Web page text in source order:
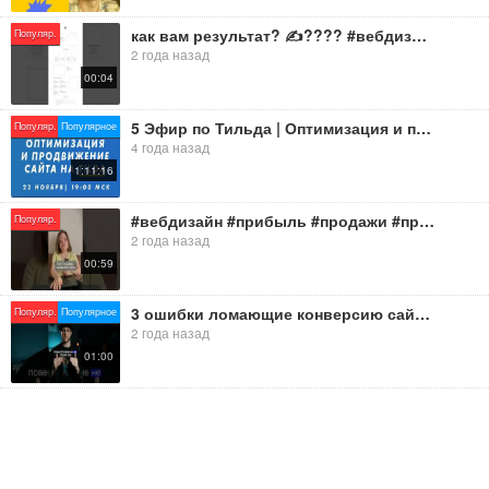
Популяр.
00:04
как вам результат? ✍???? #вебдизайн #сайт #тильда #фриланс #продвижение #таплинк
2 года назад
Популяр. Популярное
1:11:16
5 Эфир по Тильда | Оптимизация и поисковое продвижение сайтов на Тильда | Старт в 19:00 МСК
4 года назад
Популяр.
00:59
#вебдизайн #прибыль #продажи #продвижение #сайт #сайтназаказ #тильда #клиенты #клиентскийсервис
2 года назад
Популяр. Популярное
01:00
3 ошибки ломающие конверсию сайта. #бизнес #бизнесидеи #маркетинг #продвижение #сайты #сайт
2 года назад